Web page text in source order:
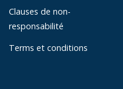
Clauses de non-
responsabilité
Terms et conditions